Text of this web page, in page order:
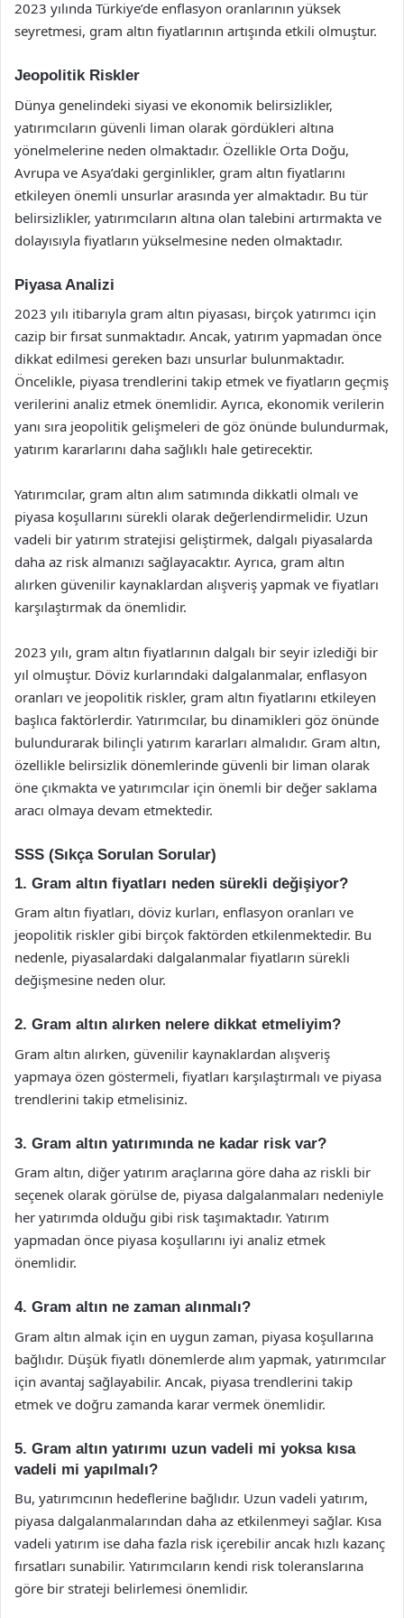
2023 yılında Türkiye’de enflasyon oranlarının yüksek
seyretmesi, gram altın fiyatlarının artışında etkili olmuştur.
Jeopolitik Riskler
Dünya genelindeki siyasi ve ekonomik belirsizlikler,
yatırımcıların güvenli liman olarak gördükleri altına
yönelmelerine neden olmaktadır. Özellikle Orta Doğu,
Avrupa ve Asya’daki gerginlikler, gram altın fiyatlarını
etkileyen önemli unsurlar arasında yer almaktadır. Bu tür
belirsizlikler, yatırımcıların altına olan talebini artırmakta ve
dolayısıyla fiyatların yükselmesine neden olmaktadır.
Piyasa Analizi
2023 yılı itibarıyla gram altın piyasası, birçok yatırımcı için
cazip bir fırsat sunmaktadır. Ancak, yatırım yapmadan önce
dikkat edilmesi gereken bazı unsurlar bulunmaktadır.
Öncelikle, piyasa trendlerini takip etmek ve fiyatların geçmiş
verilerini analiz etmek önemlidir. Ayrıca, ekonomik verilerin
yanı sıra jeopolitik gelişmeleri de göz önünde bulundurmak,
yatırım kararlarını daha sağlıklı hale getirecektir.
Yatırımcılar, gram altın alım satımında dikkatli olmalı ve
piyasa koşullarını sürekli olarak değerlendirmelidir. Uzun
vadeli bir yatırım stratejisi geliştirmek, dalgalı piyasalarda
daha az risk almanızı sağlayacaktır. Ayrıca, gram altın
alırken güvenilir kaynaklardan alışveriş yapmak ve fiyatları
karşılaştırmak da önemlidir.
2023 yılı, gram altın fiyatlarının dalgalı bir seyir izlediği bir
yıl olmuştur. Döviz kurlarındaki dalgalanmalar, enflasyon
oranları ve jeopolitik riskler, gram altın fiyatlarını etkileyen
başlıca faktörlerdir. Yatırımcılar, bu dinamikleri göz önünde
bulundurarak bilinçli yatırım kararları almalıdır. Gram altın,
özellikle belirsizlik dönemlerinde güvenli bir liman olarak
öne çıkmakta ve yatırımcılar için önemli bir değer saklama
aracı olmaya devam etmektedir.
SSS (Sıkça Sorulan Sorular)
1. Gram altın fiyatları neden sürekli değişiyor?
Gram altın fiyatları, döviz kurları, enflasyon oranları ve
jeopolitik riskler gibi birçok faktörden etkilenmektedir. Bu
nedenle, piyasalardaki dalgalanmalar fiyatların sürekli
değişmesine neden olur.
2. Gram altın alırken nelere dikkat etmeliyim?
Gram altın alırken, güvenilir kaynaklardan alışveriş
yapmaya özen göstermeli, fiyatları karşılaştırmalı ve piyasa
trendlerini takip etmelisiniz.
3. Gram altın yatırımında ne kadar risk var?
Gram altın, diğer yatırım araçlarına göre daha az riskli bir
seçenek olarak görülse de, piyasa dalgalanmaları nedeniyle
her yatırımda olduğu gibi risk taşımaktadır. Yatırım
yapmadan önce piyasa koşullarını iyi analiz etmek
önemlidir.
4. Gram altın ne zaman alınmalı?
Gram altın almak için en uygun zaman, piyasa koşullarına
bağlıdır. Düşük fiyatlı dönemlerde alım yapmak, yatırımcılar
için avantaj sağlayabilir. Ancak, piyasa trendlerini takip
etmek ve doğru zamanda karar vermek önemlidir.
5. Gram altın yatırımı uzun vadeli mi yoksa kısa
vadeli mi yapılmalı?
Bu, yatırımcının hedeflerine bağlıdır. Uzun vadeli yatırım,
piyasa dalgalanmalarından daha az etkilenmeyi sağlar. Kısa
vadeli yatırım ise daha fazla risk içerebilir ancak hızlı kazanç
fırsatları sunabilir. Yatırımcıların kendi risk toleranslarına
göre bir strateji belirlemesi önemlidir.